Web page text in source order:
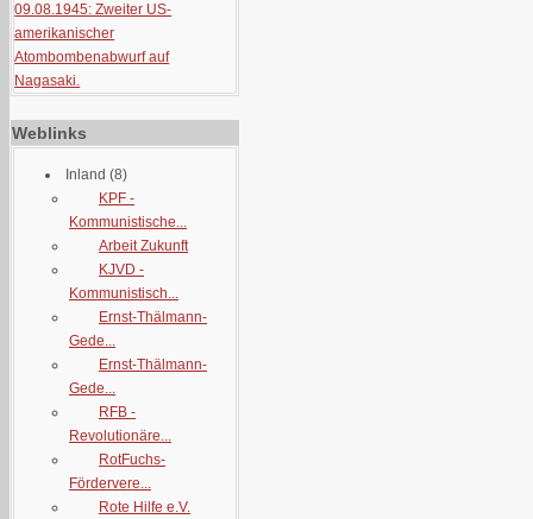
09.08.1945: Zweiter US-
amerikanischer
Atombombenabwurf auf
Nagasaki.
Weblinks
Inland (8)
KPF -
Kommunistische...
Arbeit Zukunft
KJVD -
Kommunistisch...
Ernst-Thälmann-
Gede...
Ernst-Thälmann-
Gede...
RFB -
Revolutionäre...
RotFuchs-
Fördervere...
Rote Hilfe e.V.